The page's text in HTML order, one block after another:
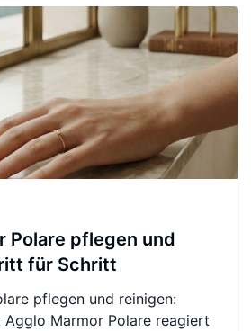
Polare pflegen und
für Schritt
pflegen und reinigen: